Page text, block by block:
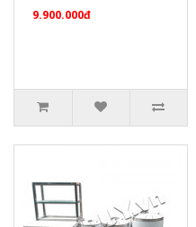
9.900.000đ